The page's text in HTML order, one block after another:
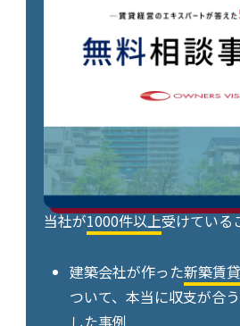
当社が1000件以上受けている
建築会社が作った新築賃
ついて、本当に収支が合
した事例